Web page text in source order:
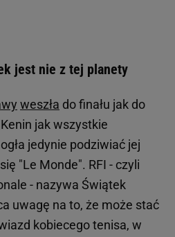
jest nie z tej planety
weszła do finału jak do
jak wszystkie
jedynie podziwiać jej
"Le Monde". RFI - czyli
- nazywa Świątek
uwagę na to, że może stać
kobiecego tenisa, w